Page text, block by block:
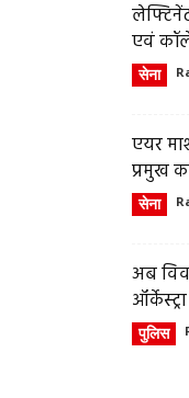
एवं
सेना
एयर
प्रमुख
सेना
अब
पुलिस